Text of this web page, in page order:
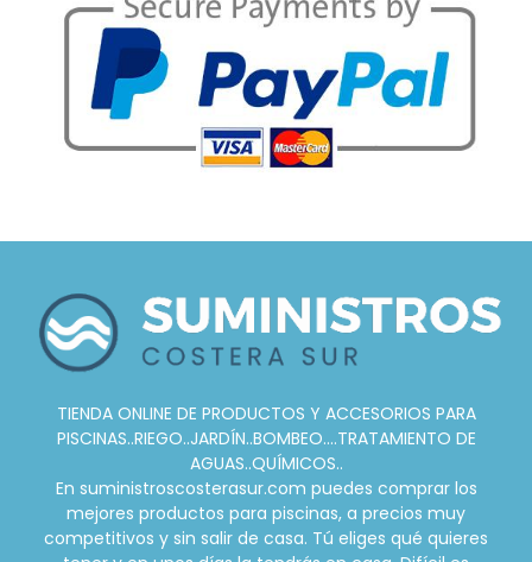
TIENDA ONLINE DE PRODUCTOS Y ACCESORIOS PARA
PISCINAS..RIEGO..JARDÍN..BOMBEO....TRATAMIENTO DE
AGUAS..QUÍMICOS..
En suministroscosterasur.com puedes comprar los
mejores productos para piscinas, a precios muy
competitivos y sin salir de casa. Tú eliges qué quieres